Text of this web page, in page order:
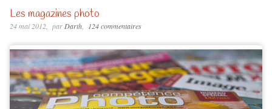
Les magazines photo
24 mai 2012 parDarth 124 commentaires